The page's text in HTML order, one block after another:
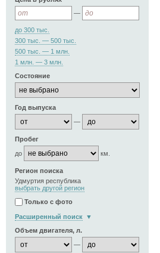
—
до 300 тыс.
300 тыс. — 500 тыс.
500 тыс. — 1 млн.
1 млн. — 3 млн.
Состояние
Год выпуска
—
Пробег
до
км.
Регион поиска
Удмуртия республика
выбрать другой регион
Только с фото
Расширенный поиск
Объем двигателя, л.
—